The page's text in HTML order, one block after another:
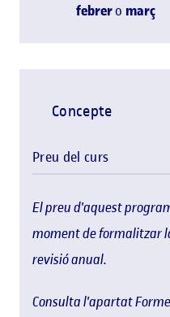
febrero març
El preu d'aquest
moment de formalitzar
revisió anual.
Consulta l'apartat
Concepte
Preu del curs